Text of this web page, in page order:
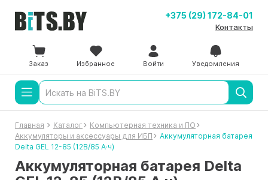
+375 (29) 172-84-01
Контакты
Заказ Избранное Войти Уведомления
Главная Каталог
Компьютерная техника и ПО
Аккумуляторы и аксессуары для ИБП
Аккумуляторная батарея
Delta GEL 12-85 (12В/85 А·ч)
Аккумуляторная батарея Delta